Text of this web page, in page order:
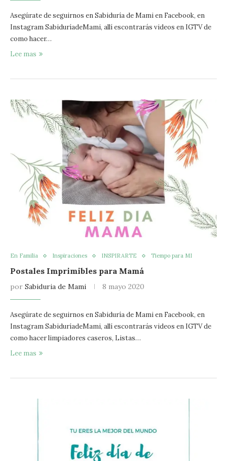
Asegúrate de seguirnos en Sabiduría de Mami en Facebook, en
Instagram SabiduríadeMami, allí escontrarás videos en IGTV de
como hacer…
Lee mas
En Familia Inspiraciones INSPIRARTE Tiempo para MI
Postales Imprimibles para Mamá
por Sabiduria de Mami 8 mayo 2020
Asegúrate de seguirnos en Sabiduría de Mami en Facebook, en
Instagram SabiduríadeMami, allí escontrarás videos en IGTV de
como hacer limpiadores caseros, Listas…
Lee mas